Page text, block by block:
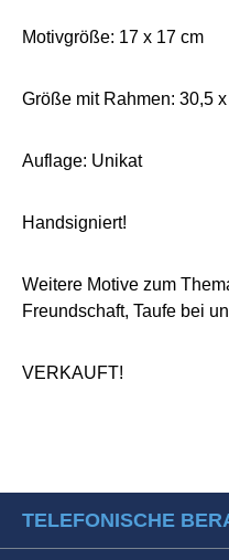
Motivgröße: 17 x 17 cm
Größe mit Rahmen: 30,5
Auflage: Unikat
Handsigniert!
Weitere Motive zum
Freundschaft, Taufe bei
VERKAUFT!
TELEFONISCHE